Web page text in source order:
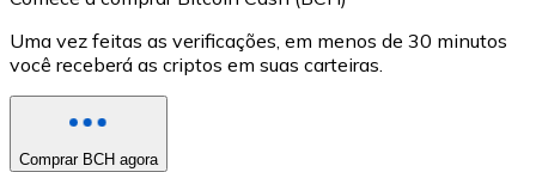
Uma vez feitas as verificações, em menos de 30 minutos
você receberá as criptos em suas carteiras.
Comprar BCH agora